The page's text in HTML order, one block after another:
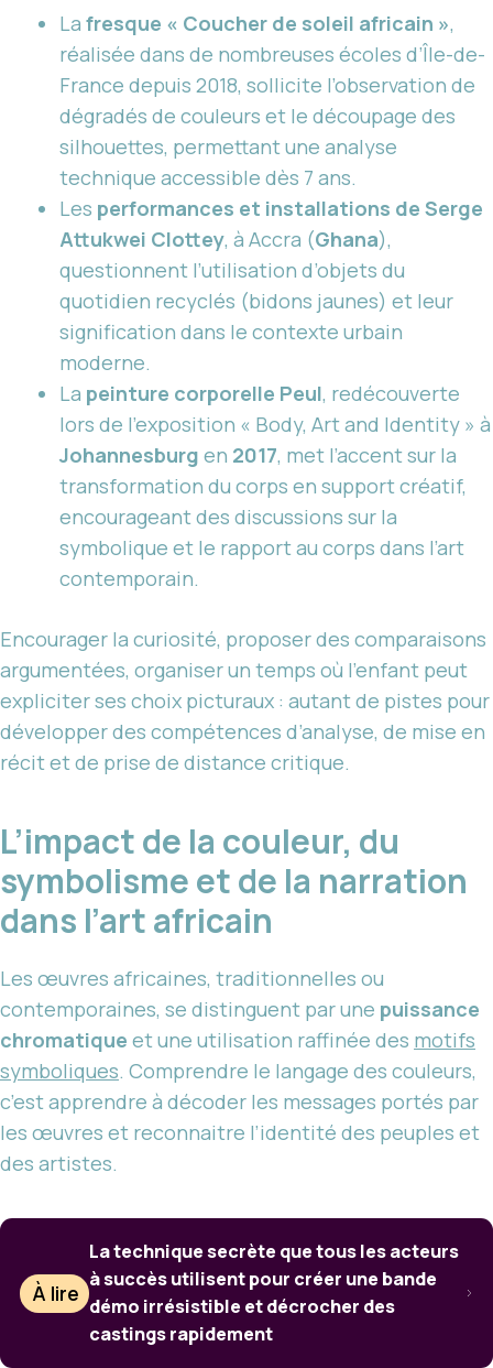
La fresque « Coucher de soleil africain »,
réalisée dans de nombreuses écoles d’Île-de-
France depuis 2018, sollicite l’observation de
dégradés de couleurs et le découpage des
silhouettes, permettant une analyse
technique accessible dès 7 ans.
Les performances et installations de Serge
Attukwei Clottey, à Accra (Ghana),
questionnent l’utilisation d’objets du
quotidien recyclés (bidons jaunes) et leur
signification dans le contexte urbain
moderne.
La peinture corporelle Peul, redécouverte
lors de l’exposition « Body, Art and Identity » à
Johannesburg en 2017, met l’accent sur la
transformation du corps en support créatif,
encourageant des discussions sur la
symbolique et le rapport au corps dans l’art
contemporain.
Encourager la curiosité, proposer des comparaisons
argumentées, organiser un temps où l’enfant peut
expliciter ses choix picturaux : autant de pistes pour
développer des compétences d’analyse, de mise en
récit et de prise de distance critique.
L’impact de la couleur, du
symbolisme et de la narration
dans l’art africain
Les œuvres africaines, traditionnelles ou
contemporaines, se distinguent par une puissance
chromatique et une utilisation raffinée des motifs
symboliques. Comprendre le langage des couleurs,
c’est apprendre à décoder les messages portés par
les œuvres et reconnaitre l’identité des peuples et
des artistes.
À lire
La technique secrète que tous les acteurs
à succès utilisent pour créer une bande
démo irrésistible et décrocher des
castings rapidement